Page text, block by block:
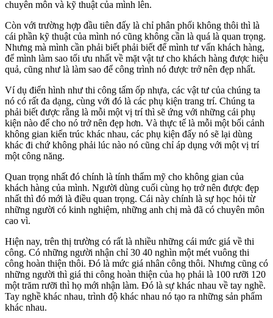
chuyên môn và kỹ thuật của mình lên.
Còn với trường hợp đầu tiên đấy là chỉ phân phối không thôi thì là
cái phần kỹ thuật của mình nó cũng không cần là quá là quan trọng.
Nhưng mà mình cần phải biết phải biết để mình tư vấn khách hàng,
để mình làm sao tối ưu nhất về mặt vật tư cho khách hàng được hiệu
quả, cũng như là làm sao để công trình nó được trở nên đẹp nhất.
Ví dụ điển hình như thi công tấm ốp nhựa, các vật tư của chúng ta
nó có rất đa dạng, cùng với đó là các phụ kiện trang trí. Chúng ta
phải biết được rằng là mỗi một vị trí thì sẽ ứng với những cái phụ
kiện nào để cho nó trở nên đẹp hơn. Và thực tế là mỗi một bối cảnh
không gian kiến trúc khác nhau, các phụ kiện đấy nó sẽ lại dùng
khác đi chứ không phải lúc nào nó cũng chỉ áp dụng với một vị trí
một công năng.
Quan trọng nhất đó chính là tính thẩm mỹ cho không gian của
khách hàng của mình. Người dùng cuối cùng họ trở nên được đẹp
nhất thì đó mới là điều quan trọng. Cái này chính là sự học hỏi từ
những người có kinh nghiệm, những anh chị mà đã có chuyên môn
cao vì.
Hiện nay, trên thị trường có rất là nhiều những cái mức giá về thi
công. Có những người nhận chỉ 30 40 nghìn một mét vuông thi
công hoàn thiện thôi. Đó là mức giá nhân công thôi. Nhưng cũng có
những người thì giá thi công hoàn thiện của họ phải là 100 rưỡi 120
một trăm rưỡi thì họ mới nhận làm. Đó là sự khác nhau về tay nghề.
Tay nghề khác nhau, trình độ khác nhau nó tạo ra những sản phẩm
khác nhau.